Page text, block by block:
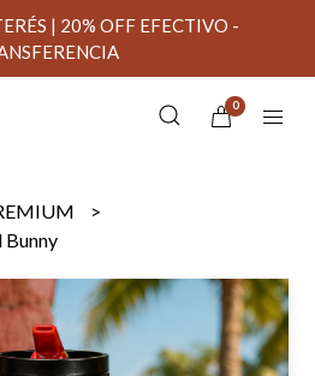
| 20% OFF EFECTIVO -
0
Bunny